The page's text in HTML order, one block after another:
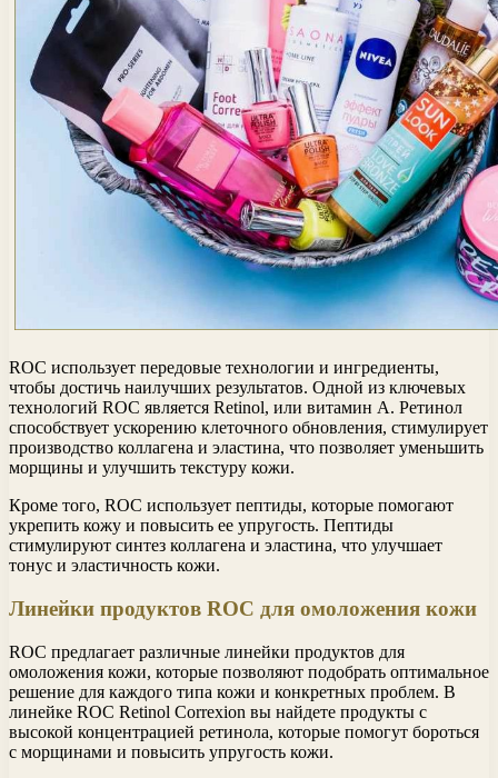
ROC использует передовые технологии и ингредиенты,
чтобы достичь наилучших результатов. Одной из ключевых
технологий ROC является Retinol, или витамин А. Ретинол
способствует ускорению клеточного обновления, стимулирует
производство коллагена и эластина, что позволяет уменьшить
морщины и улучшить текстуру кожи.
Кроме того, ROC использует пептиды, которые помогают
укрепить кожу и повысить ее упругость. Пептиды
стимулируют синтез коллагена и эластина, что улучшает
тонус и эластичность кожи.
Линейки продуктов ROC для омоложения кожи
ROC предлагает различные линейки продуктов для
омоложения кожи, которые позволяют подобрать оптимальное
решение для каждого типа кожи и конкретных проблем. В
линейке ROC Retinol Correxion вы найдете продукты с
высокой концентрацией ретинола, которые помогут бороться
с морщинами и повысить упругость кожи.